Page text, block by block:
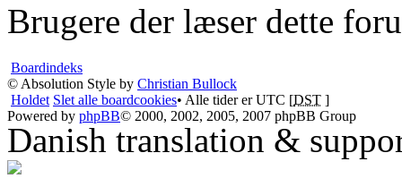
Brugere der læser dette
Boardindeks
© Absolution Style by Christian Bullock
Holdet Slet alle boardcookies• Alle tider er UTC [DST ]
Powered by phpBB© 2000, 2002, 2005, 2007 phpBB Group
Danish translation &